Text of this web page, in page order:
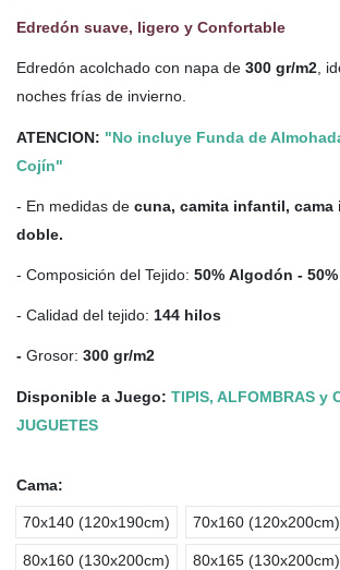
Edredón suave, ligero y Confortable
Edredón acolchado con napa de 300 gr/m2,
noches frías de invierno.
ATENCION: "No incluye Funda de
Cojín"
- En medidas de cuna, camita infantil, cama
doble.
- Composición del Tejido: 50% Algodón -
- Calidad del tejido: 144 hilos
- Grosor: 300 gr/m2
Disponible a Juego: TIPIS, ALFOMBRAS y
JUGUETES
Cama:
70x140 (120x190cm) 70x160 (120x200cm)
80x160 (130x200cm) 80x165 (130x200cm)